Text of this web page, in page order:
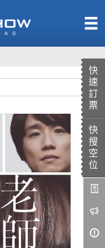
快
速
訂
票
快
搜
空
位
餐飲